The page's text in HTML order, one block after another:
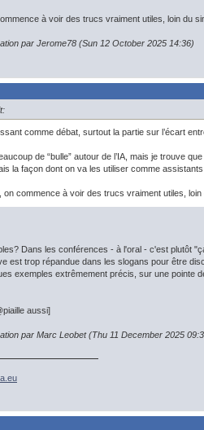
à voir des trucs vraiment utiles, loin du
par Jerome78 (Sun 12 October 2025 14:36)
comme débat, surtout la partie sur l’écart
de “bulle” autour de l’IA, mais je trouve que
la façon dont on va les utiliser comme
on commence à voir des trucs vraiment utiles, loin
Dans les conférences - à l'oral - c'est plutôt
est trop répandue dans les slogans pour être
exemples extrêmement précis, sur une pointe
aussi]
par Marc Leobet (Thu 11 December 2025